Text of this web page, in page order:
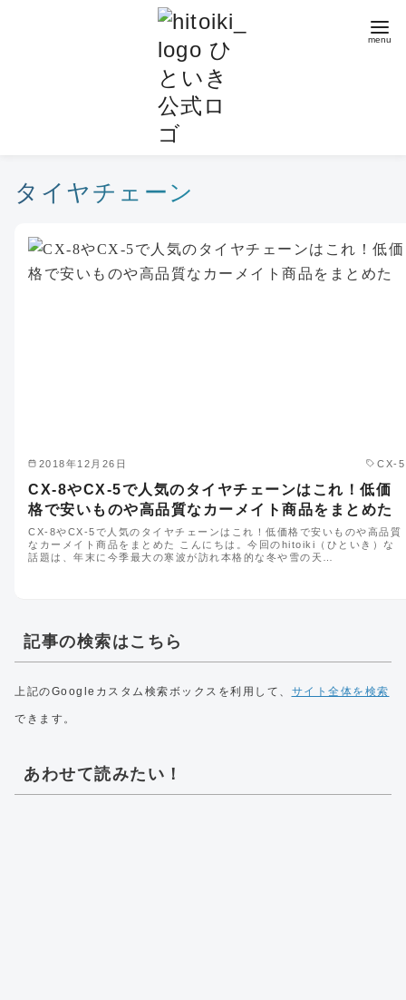
タイヤチェーン
2018年12月26日 CX-5
CX-8やCX-5で人気のタイヤチェーンはこれ！低価
格で安いものや高品質なカーメイト商品をまとめた
CX-8やCX-5で人気のタイヤチェーンはこれ！低価格で安いものや高品質
なカーメイト商品をまとめた こんにちは。今回のhitoiki（ひといき）な
話題は、年末に今季最大の寒波が訪れ本格的な冬や雪の天…
記事の検索はこちら
上記のGoogleカスタム検索ボックスを利用して、 サイト全体を検索
できます。
あわせて読みたい！